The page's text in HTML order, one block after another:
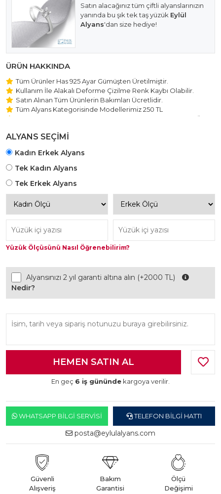
Satın alacağınız tüm çiftli alyanslarınızın
yanında bu şık tek taş yüzük Eylül
Alyans'dan size hediye!
ÜRÜN HAKKINDA
Tüm Ürünler Has 925 Ayar Gümüşten Üretilmiştir.
Kullanım İle Alakalı Deforme Çizilme Renk Kaybı Olabilir.
Satın Alınan Tüm Ürünlerin Bakımları Ücretlidir.
Tüm Alyans Kategorisinde Modellerimiz 250 TL
Beştaş Tektaş Kolye ve Bileklik Modellerimiz 150 TL Sabit Ücret
ALYANS SEÇİMİ
Kadın Erkek Alyans
Tek Kadın Alyans
Tek Erkek Alyans
Yüzük Ölçüsünü Nasıl Öğrenebilirim?
Alyansınızı 2 yıl garanti altına alın (+2000 TL)
Nedir?
En geç 6 iş gününde kargoya verilir.
WHATSAPP BILGI SERVISI TELEFON BILGI HATTI
posta@eylulalyans.com
Güvenli
Alışveriş
Bakım
Garantisi
Ölçü
Değişimi